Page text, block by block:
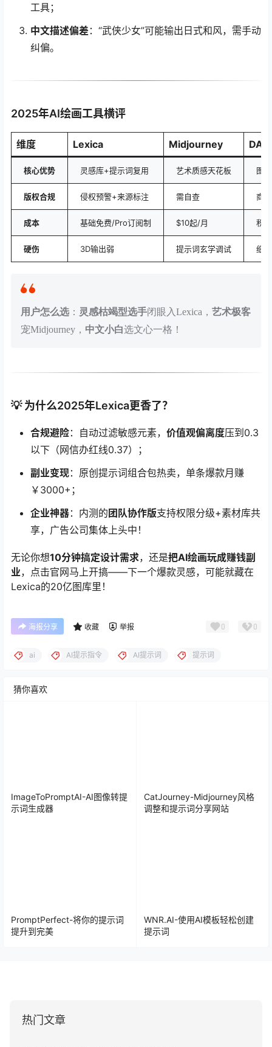
工具；
中文描述偏差：“武侠少女”可能输出日式和风，需手动
纠偏。
2025年AI绘画工具横评
维度 Lexica Midjourney
核心优势 灵感库+提示词复用 艺术质感天花板 图
版权合规 侵权预警+来源标注 需自查 商
成本 基础免费/Pro订阅制 $10起/月 积
硬伤 3D输出弱 提示词玄学调试 细
用户怎么选 ： 灵感枯竭型选手闭眼入Lexica， 艺术极客
宠Midjourney， 中文小白选文心一格！
💡 为什么2025年Lexica更香了？
合规避险：自动过滤敏感元素， 价值观偏离度压到0.3
以下（网信办红线0.37）；
副业变现：原创提示词组合包热卖，单条爆款月赚
￥3000+；
企业神器：内测的团队协作版支持权限分级+素材库共
享，广告公司集体上头中！
无论你想10分钟搞定设计需求，还是把AI绘画玩成赚钱副
业，点击官网马上开搞——下一个爆款灵感，可能就藏在
Lexica的20亿图库里！
海报分享 收藏 举报 0 0
ai AI提示指令 AI提示词 提示词
猜你喜欢
ImageToPromptAI-AI图像转提
示词生成器
CatJourney-Midjourney风格
调整和提示词分享网站
PromptPerfect-将你的提示词
提升到完美
WNR.AI-使用AI模板轻松创建
提示词
热门文章